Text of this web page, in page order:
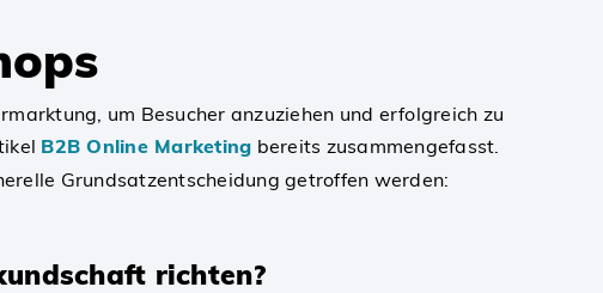
um Besucher anzuziehen und erfolgreich zu
B2B Online Marketing bereits zusammengefasst.
Grundsatzentscheidung getroffen werden:
richten?